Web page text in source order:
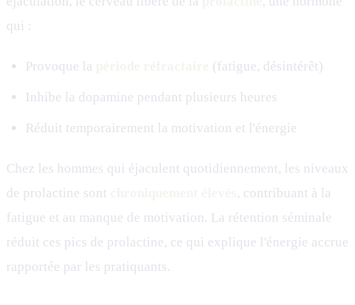
qui :
Provoque la (fatigue, désintérêt)
Inhibe la dopamine pendant plusieurs heures
Réduit temporairement la motivation et l'énergie
Chez les hommes qui éjaculent quotidiennement, les niveaux
de prolactine sont
, contribuant à la
fatigue et au manque de motivation. La rétention séminale
réduit ces pics de prolactine, ce qui explique l'énergie accrue
rapportée par les pratiquants.